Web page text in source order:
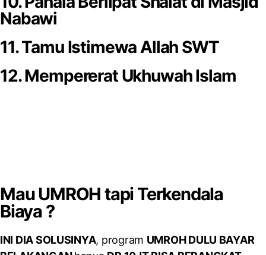
Nabawi
11. Tamu Istimewa Allah SWT
12. Mempererat Ukhuwah Islam
MauUMROH tapi Terkendala
Biaya ?
INI DIA SOLUSINYA, program UMROH DULU BAYAR